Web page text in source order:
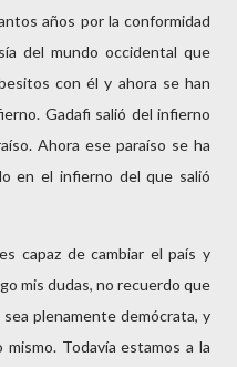
años por la conformidad
del mundo occidental que
con él y ahora se han
Gadafi salió del infierno
Ahora ese paraíso se ha
en el infierno del que salió
capaz de cambiar el país y
mis dudas, no recuerdo que
plenamente demócrata, y
Todavía estamos a la